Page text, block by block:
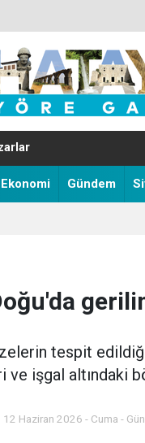
Ekonomi Gündem
tespit
ve işgal altındaki
12 Haziran 2026 - Cuma -